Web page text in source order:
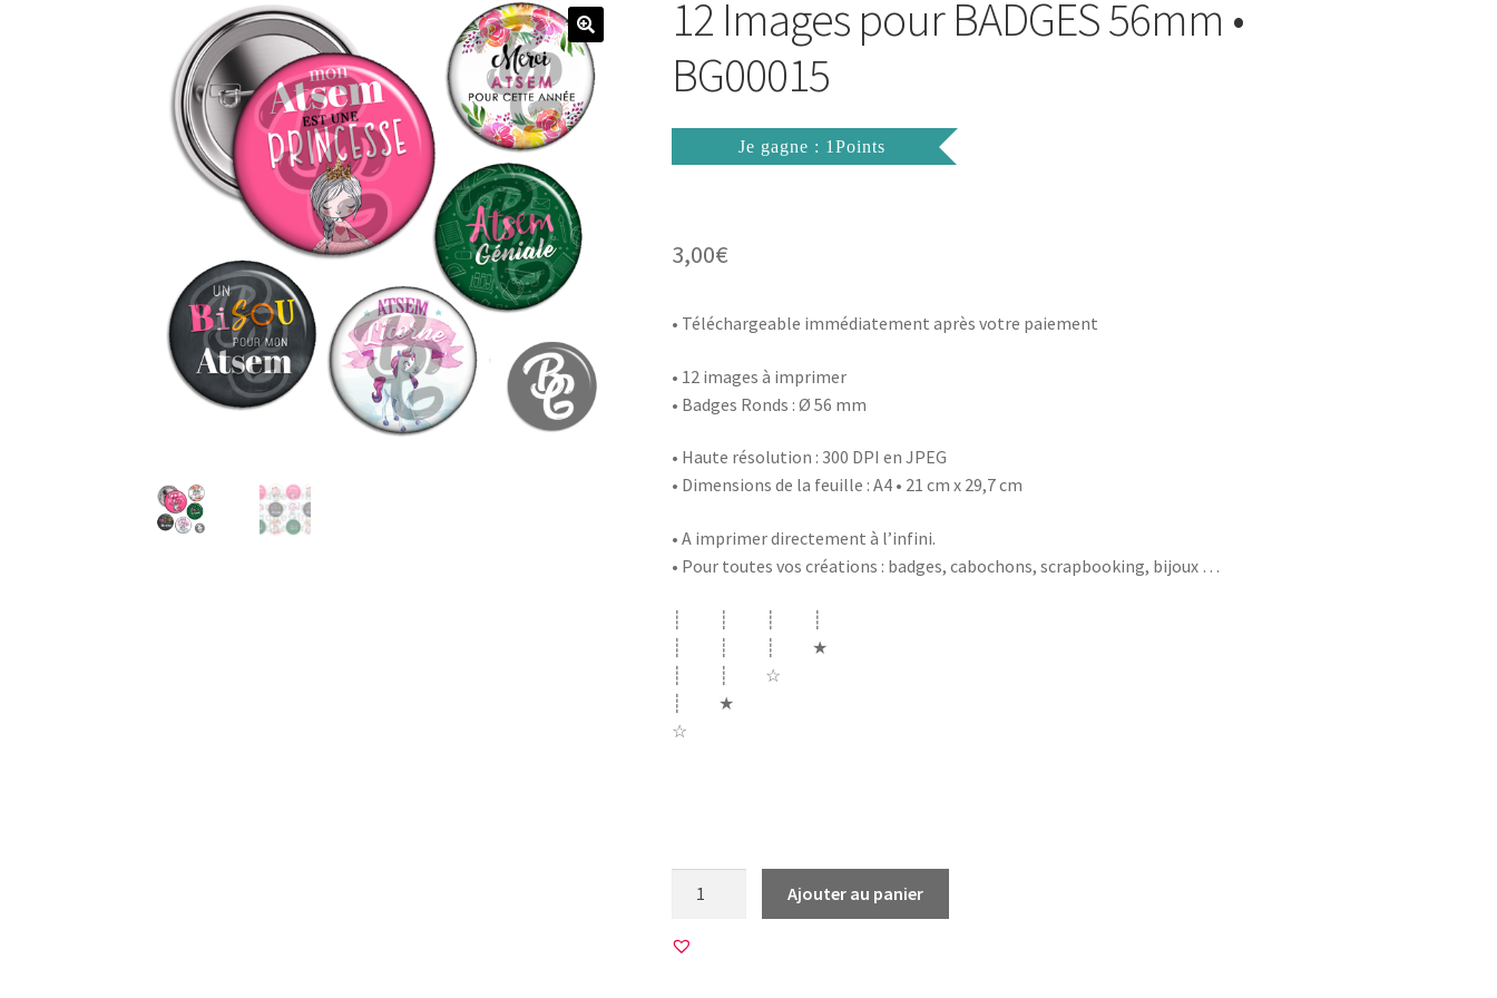
12 Images pour BADGES 56mm •
BG00015
Je gagne : 1Points
3,00€
• Téléchargeable immédiatement après votre paiement
• 12 images à imprimer
• Badges Ronds : Ø 56 mm
• Haute résolution : 300 DPI en JPEG
• Dimensions de la feuille : A4 • 21 cm x 29,7 cm
• A imprimer directement à l’infini.
• Pour toutes vos créations : badges, cabochons, scrapbooking, bijoux …
┊ ┊ ┊ ┊
┊ ┊ ┊ ★
┊ ┊ ☆
┊ ★
☆
12
Ajouter au panier